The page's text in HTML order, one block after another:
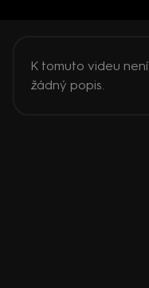
K tomuto videu
žádný popis.